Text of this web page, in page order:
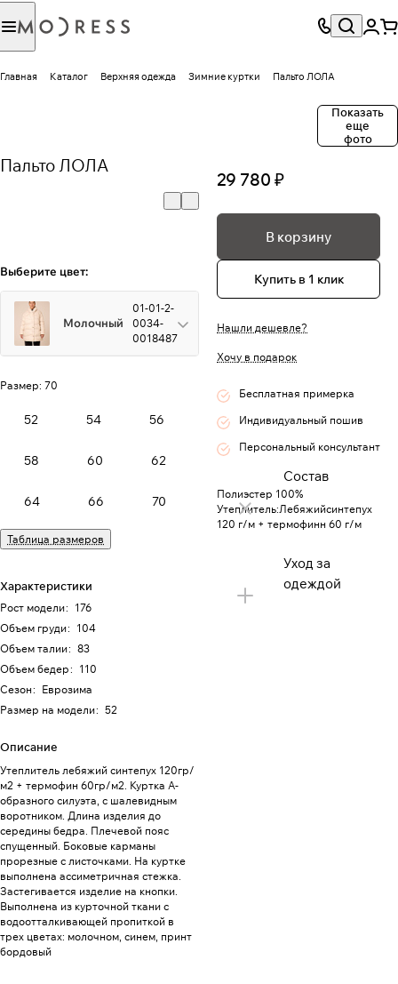
Главная Каталог Верхняя одежда Зимние куртки Пальто ЛОЛА
Показать
еще
фото
Пальто ЛОЛА
Выберите цвет:
Молочный
01-01-2-
0034-
0018487
Размер: 70
52 54 56
58 60 62
64 66 70
Таблица размеров
Характеристики
Рост модели: 176
Объем груди: 104
Объем талии: 83
Объем бедер: 110
Сезон: Еврозима
Размер на модели: 52
Описание
Утеплитель лебяжий синтепух 120гр/
м2 + термофин 60гр/м2. Куртка А-
образного силуэта, с шалевидным
воротником. Длина изделия до
середины бедра. Плечевой пояс
спущенный. Боковые карманы
прорезные с листочками. На куртке
выполнена ассиметричная стежка.
Застегивается изделие на кнопки.
Выполнена из курточной ткани с
водоотталкивающей пропиткой в
трех цветах: молочном, синем, принт
бордовый
29 780 ₽
В корзину
Купить в 1 клик
Нашли дешевле?
Хочу в подарок
Бесплатная примерка
Индивидуальный пошив
Персональный консультант
Состав
Полиэстер 100%
Утеплитель:Лебяжийсинтепух
120 г/м + термофинн 60 г/м
Уход за
одеждой